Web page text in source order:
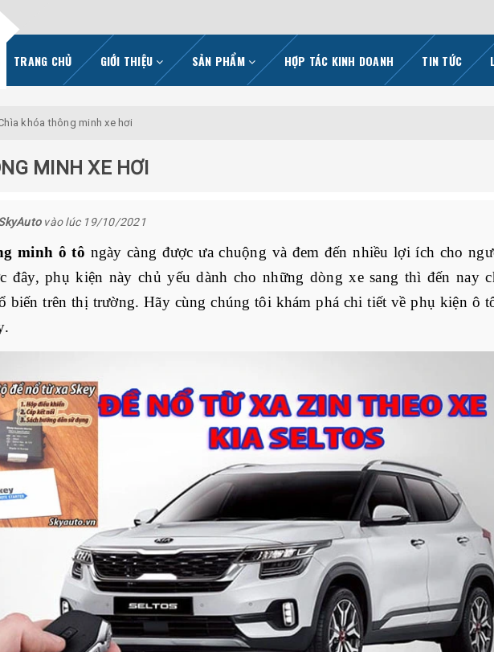
TRANG CHỦ GIỚI THIỆU SẢN PHẨM HỢP TÁC KINH DOANH TIN TỨC
khóa thông minh xe hơi
MINH XE HƠI
vào lúc 19/10/2021
minh ô tô ngày càng được ưa chuộng và đem đến nhiều lợi ích cho
đây, phụ kiện này chủ yếu dành cho những dòng xe sang thì đến nay
biến trên thị trường. Hãy cùng chúng tôi khám phá chi tiết về phụ kiện ô